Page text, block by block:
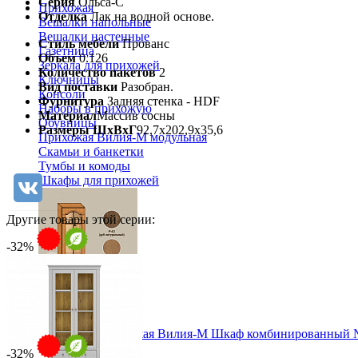
Прихожая
Вешалки напольные
Вешалки настенные
Газетница
Зеркала для прихожей
Ключницы
Консоли
Наборы в прихожую
Обувницы
Прихожая Вилия-М модульная
Скамьи и банкетки
Тумбы и комоды
Шкафы для прихожей
Модульная прихожая Вилия-М Шкаф комбинированный
46 368 ₽
Отделка Лак на водной основе.
Стиль мебели Прованс
Объем 0.126
Количество пакетов 2
Вид поставки Разобран.
Фурнитура Задняя стенка - HDF
МатериалМассив сосны
Размеры ШхВхГ92,7х202,9х35,6
Другие товары этой серии:
-32%
-32%